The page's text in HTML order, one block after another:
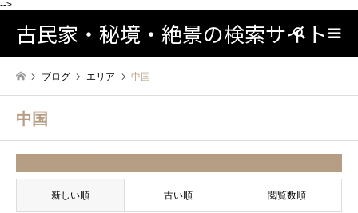
-->
古民家・秘境・絶景の検索サイト検索
ブログ エリア 中国
中国
新しい順 古い順 閲覧数順